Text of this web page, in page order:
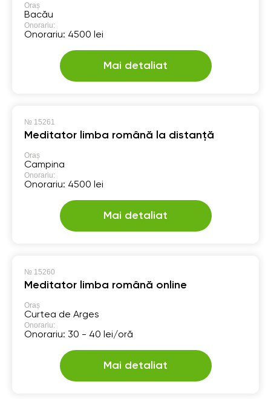
Oraș
Bacău
Onorariu:
Onorariu: 4500 lei
Mai detaliat
№ 15261
Meditator limba română la distanță
Oraș
Campina
Onorariu:
Onorariu: 4500 lei
Mai detaliat
№ 15260
Meditator limba română online
Oraș
Curtea de Arges
Onorariu:
Onorariu: 30 - 40 lei/oră
Mai detaliat